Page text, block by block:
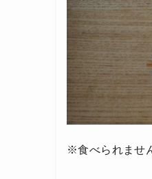
※食べられませ